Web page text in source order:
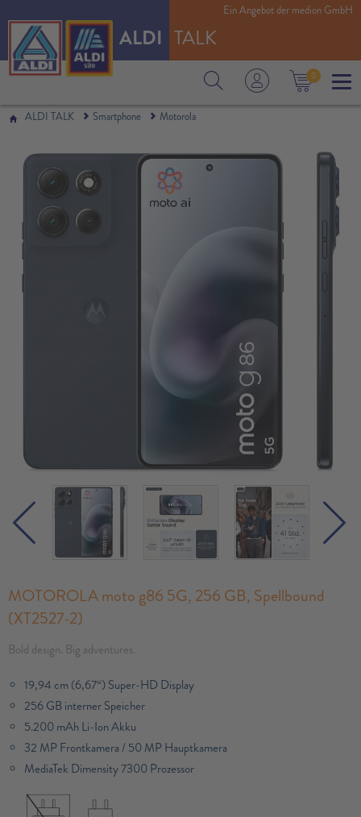
ALDI TALK
0
Ein Angebot der medion GmbH
ALDI TALK Smartphone Motorola
MOTOROLA moto g86 5G, 256 GB, Spellbound
(XT2527-2)
Bold design. Big adventures.
19,94 cm (6,67“) Super-HD Display
256 GB interner Speicher
5.200 mAh Li-Ion Akku
32 MP Frontkamera / 50 MP Hauptkamera
MediaTek Dimensity 7300 Prozessor​